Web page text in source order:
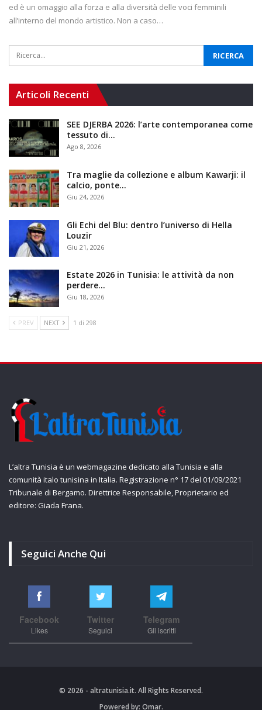
ed è un omaggio alla forza e alla diversità delle voci femminili
all’interno del mondo artistico. Non a caso…
Articoli Recenti
SEE DJERBA 2026: l’arte contemporanea come
tessuto di…
Ago 8, 2026
Tra maglie da collezione e album Kawarji: il
calcio, ponte…
Giu 24, 2026
Gli Echi del Blu: dentro l’universo di Hella
Louzir
Giu 21, 2026
Estate 2026 in Tunisia: le attività da non
perdere…
Giu 18, 2026
PREV NEXT 1 di 298
L’altra Tunisia è un webmagazine dedicato alla Tunisia e alla
comunità italo tunisina in Italia. Registrazione n° 17 del 01/09/2021
Tribunale di Bergamo. Direttrice Responsabile, Proprietario ed
editore: Giada Frana.
Seguici Anche Qui
Facebook
Likes
Twitter
Seguici
Telegram
Gli iscritti
© 2026 - altratunisia.it. All Rights Reserved.
Powered by: Omar.